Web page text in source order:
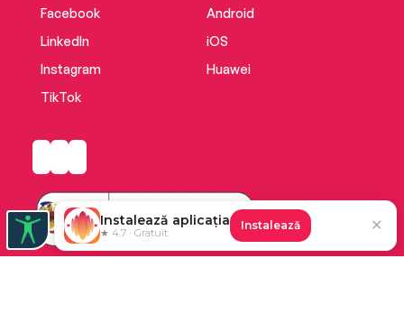
Facebook
LinkedIn
Instagram
TikTok
Android
iOS
Huawei
Instalează aplicația
★ 4.7 · Gratuit
Instalează ✕